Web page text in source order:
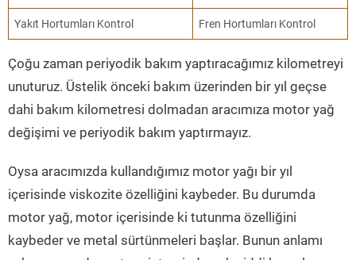
Yakıt Hortumları Kontrol Fren Hortumları Kontrol
Çoğu zaman periyodik bakım yaptıracağımız kilometreyi
unuturuz. Üstelik önceki bakım üzerinden bir yıl geçse
dahi bakım kilometresi dolmadan aracımıza motor yağ
değişimi ve periyodik bakım yaptırmayız.
Oysa aracımızda kullandığımız motor yağı bir yıl
içerisinde viskozite özelliğini kaybeder. Bu durumda
motor yağ, motor içerisinde ki tutunma özelliğini
kaybeder ve metal sürtünmeleri başlar. Bunun anlamı